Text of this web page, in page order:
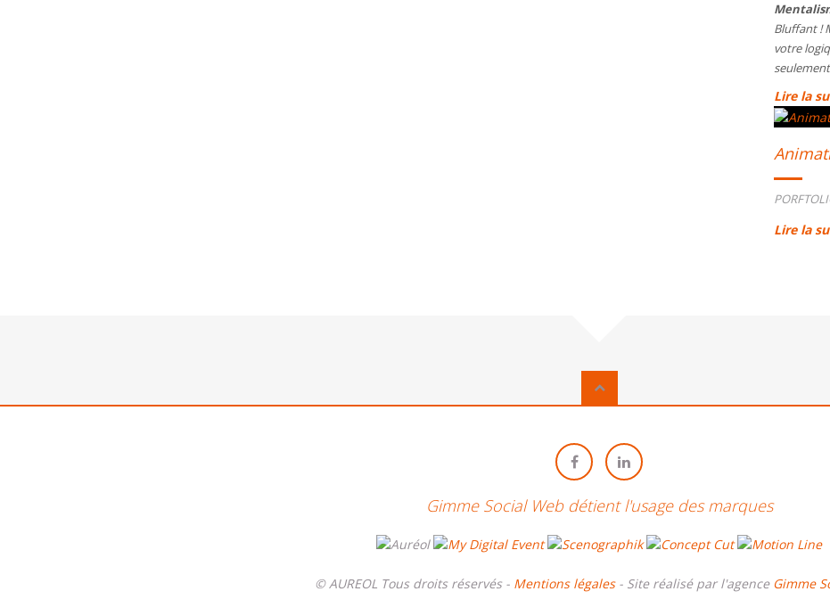
Bluffant !
votre
Lire la
Lire la
Gimme Social Web détient l'usage des marques
© AUREOL Tous droits réservés - Mentions légales- Site réalisé par l'agence Gimme